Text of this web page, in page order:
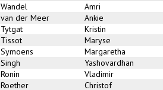
Wandel Amri
van der Meer Ankie
Tytgat Kristin
Tissot Maryse
Symoens Margaretha
Singh Yashovardhan
Ronin Vladimir
Roether Christof